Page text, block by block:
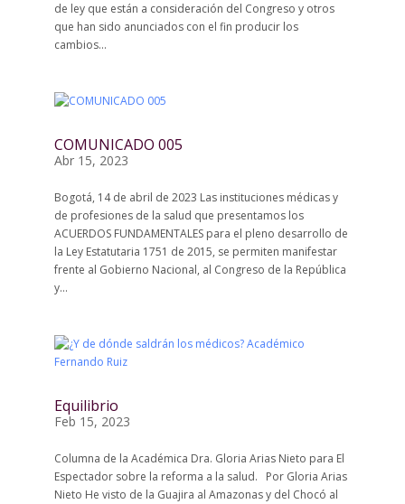
de ley que están a consideración del Congreso y otros
que han sido anunciados con el fin producir los
cambios...
COMUNICADO 005
Abr 15, 2023
Bogotá, 14 de abril de 2023 Las instituciones médicas y
de profesiones de la salud que presentamos los
ACUERDOS FUNDAMENTALES para el pleno desarrollo de
la Ley Estatutaria 1751 de 2015, se permiten manifestar
frente al Gobierno Nacional, al Congreso de la República
y...
Equilibrio
Feb 15, 2023
Columna de la Académica Dra. Gloria Arias Nieto para El
Espectador sobre la reforma a la salud. Por Gloria Arias
Nieto He visto de la Guajira al Amazonas y del Chocó al